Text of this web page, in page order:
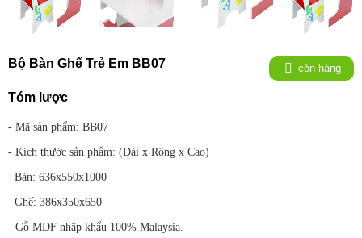
Bộ Bàn Ghế Trẻ Em BB07 còn hàng
Tóm lược
- Mã sản phẩm: BB07
- Kích thước sản phẩm: (Dài x Rộng x Cao)
Bàn: 636x550x1000
Ghế: 386x350x650
- Gỗ MDF nhập khẩu 100% Malaysia.